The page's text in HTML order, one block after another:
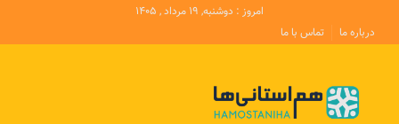
امروز : دوشنبه, ۱۹ مرداد , ۱۴۰۵
درباره ما
تماس با ما